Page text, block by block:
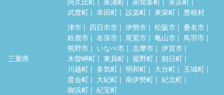
武豊町
幸田町 設楽町 東栄町 豊根村
三重県
津市 四日市市 伊勢市 松阪市
桑名市
鈴鹿市
名張市 尾鷲市 亀山市
鳥羽市
熊野市
いなべ市 志摩市
伊賀市
木曽岬町
東員町 菰野町
朝日町
川越町
多気町 明和町 大台町
玉城町
度会町
大紀町 南伊勢町
紀北町
御浜町
紀宝町